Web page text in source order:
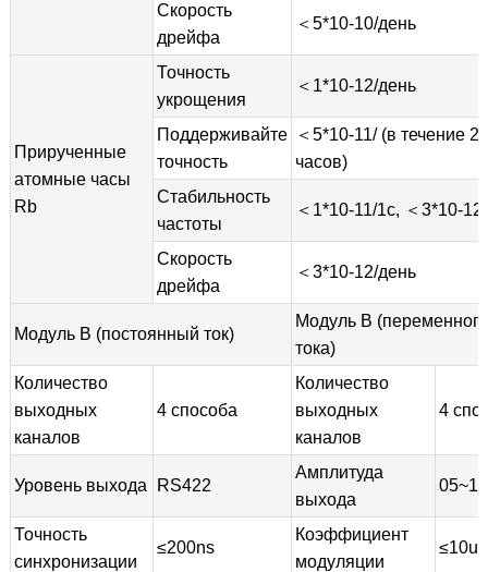
Скорость
дрейфа
＜5*10-10/день
Прирученные
атомные часы
Rb
Точность
укрощения
＜1*10-12/день
Поддерживайте
точность
＜5*10-11/ (в течение 24
часов)
Стабильность
частоты
＜1*10-11/1с, ＜3*10-
Скорость
дрейфа
＜3*10-12/день
Модуль B (постоянный ток)
Модуль B (переменного
тока)
Количество
выходных
каналов
4 способа
Количество
выходных
каналов
4
Уровень выхода RS422
Амплитуда
выхода
Точность
синхронизации
≤200ns
Коэффициент
модуляции
≤10us